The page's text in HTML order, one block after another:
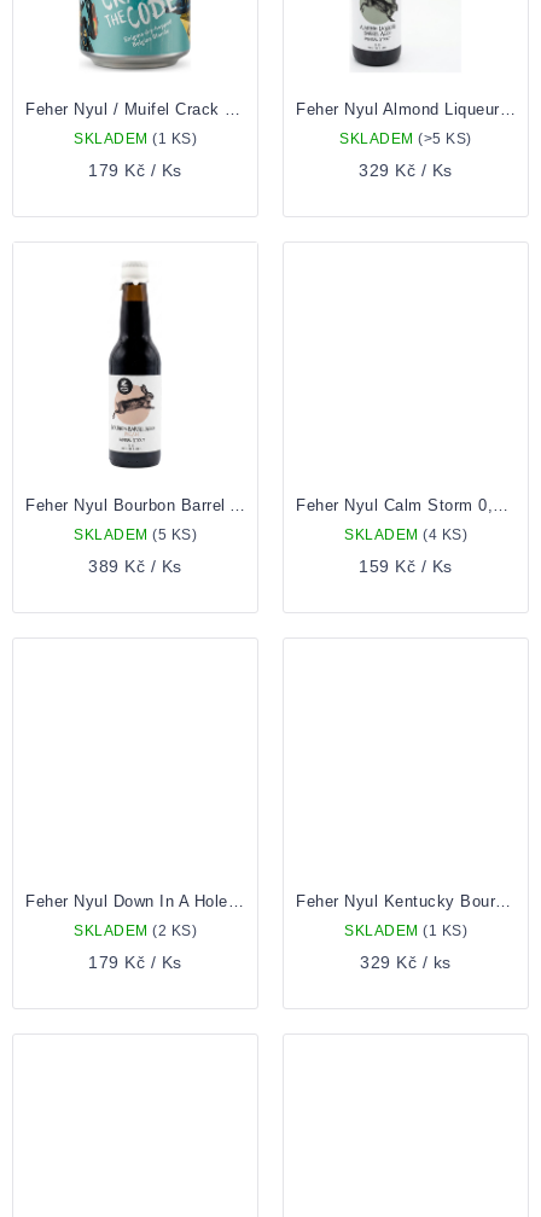
Feher Nyul / Muifel Crack The Code 0,33 Plechovka
SKLADEM (1 KS)
179 Kč / Ks
Feher Nyul Almond Liqueur Barrel Aged Imperial Stout 0,33 Lahev
SKLADEM(>5 KS)
329 Kč / Ks
Feher Nyul Bourbon Barrel Aged Pecan Imperial Stout 0,33 Lahev
SKLADEM (5 KS)
389 Kč / Ks
Feher Nyul Calm Storm 0,33 Plechovka
SKLADEM (4 KS)
159 Kč / Ks
Feher Nyul Down In A Hole 0,33 Plechovka
SKLADEM (2 KS)
179 Kč / Ks
Feher Nyul Kentucky Bourbon Barrel Aged Imperial Stout 0,33 Plechovka
SKLADEM (1 KS)
329 Kč / ks